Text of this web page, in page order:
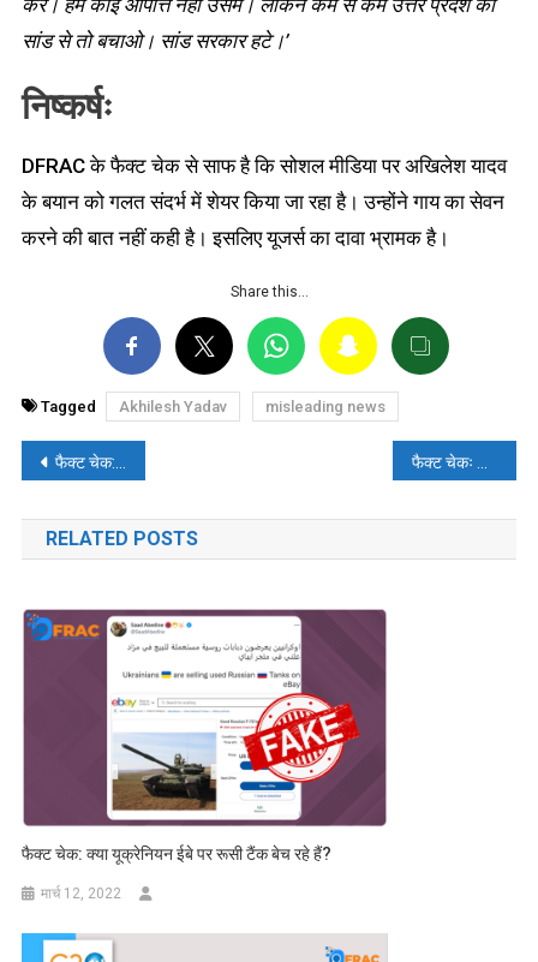
सांड से तो बचाओ। सांड सरकार हटे।’
निष्कर्षः
DFRAC के फैक्ट चेक से साफ है कि सोशल मीडिया पर अखिलेश यादव
के बयान को गलत संदर्भ में शेयर किया जा रहा है। उन्होंने गाय का सेवन
करने की बात नहीं कही है। इसलिए यूजर्स का दावा भ्रामक है।
Share this…
Tagged Akhilesh Yadav misleading news
पोस्ट
नेविगेशन
फैक्ट चेक: क्या भारत की धमकियों के जवाब में, चीन ने अरब सागर में अपना विमानवाहक पोत स्ट्राइक ग्रुप को तैनात किया? जानिए सच्चाई
RELATED POSTS
फैक्ट चेक: क्या यूक्रेनियन ईबे पर रूसी टैंक बेच रहे हैं?
मार्च 12, 2022